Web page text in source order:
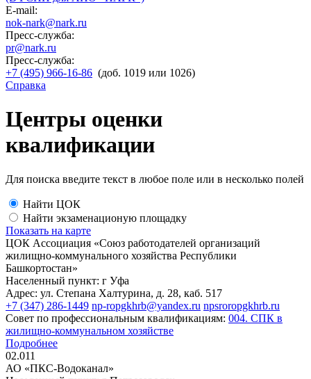
E-mail:
nok-nark@nark.ru
Пресс-служба:
pr@nark.ru
Пресс-служба:
+7 (495) 966-16-86 (доб. 1019 или 1026)
Справка
Центры оценки
квалификации
Для поиска введите текст в любое поле или в несколько полей
Найти ЦОК
Найти экзаменационую площадку
Показать на карте
ЦОК Ассоциация «Союз работодателей организаций
жилищно-коммунального хозяйства Республики
Башкортостан»
Населенный пункт: г Уфа
Адрес: ул. Степана Халтурина, д. 28, каб. 517
+7 (347) 286-1449 np-ropgkhrb@yandex.ru npsroropgkhrb.ru
Совет по профессиональным квалификациям: 004. СПК в
жилищно-коммунальном хозяйстве
Подробнее
02.011
АО «ПКС-Водоканал»